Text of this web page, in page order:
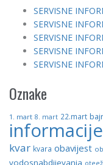
SERVISNE
SERVISNE
SERVISNE
SERVISNE
SERVISNE
Oznake
1. mart 8. mart 22.mart
informacije
kvar kvara obavijest
vodosnabdijevanja